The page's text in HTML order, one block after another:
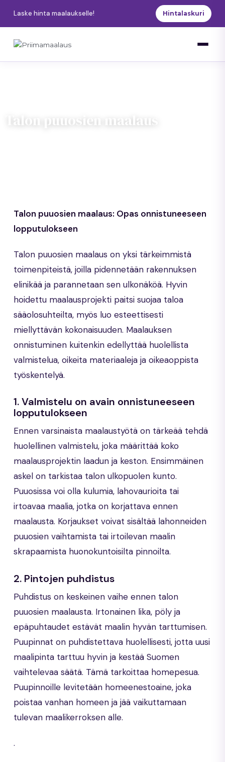
sisältöönLaske hinta maalaukselle! Hintalaskuri
Talon puuosien maalaus
Talon puuosien maalaus: Opas onnistuneeseen
lopputulokseen
Talon puuosien maalaus on yksi tärkeimmistä
toimenpiteistä, joilla pidennetään rakennuksen
elinikää ja parannetaan sen ulkonäköä. Hyvin
hoidettu maalausprojekti paitsi suojaa taloa
sääolosuhteilta, myös luo esteettisesti
miellyttävän kokonaisuuden. Maalauksen
onnistuminen kuitenkin edellyttää huolellista
valmistelua, oikeita materiaaleja ja oikeaoppista
työskentelyä.
1.Valmistelu on avain onnistuneeseen
lopputulokseen
Ennen varsinaista maalaustyötä on tärkeää tehdä
huolellinen valmistelu, joka määrittää koko
maalausprojektin laadun ja keston. Ensimmäinen
askel on tarkistaa talon ulkopuolen kunto.
Puuosissa voi olla kulumia, lahovaurioita tai
irtoavaa maalia, jotka on korjattava ennen
maalausta. Korjaukset voivat sisältää lahonneiden
puuosien vaihtamista tai irtoilevan maalin
skrapaamista huonokuntoisilta pinnoilta.
2. Pintojen puhdistus
Puhdistus on keskeinen vaihe ennen talon
puuosien maalausta. Irtonainen lika, pöly ja
epäpuhtaudet estävät maalin hyvän tarttumisen.
Puupinnat on puhdistettava huolellisesti, jotta uusi
maalipinta tarttuu hyvin ja kestää Suomen
vaihtelevaa säätä. Tämä tarkoittaa homepesua.
Puupinnoille levitetään homeenestoaine, joka
poistaa vanhan homeen ja jää vaikuttamaan
tulevan maalikerroksen alle.
.